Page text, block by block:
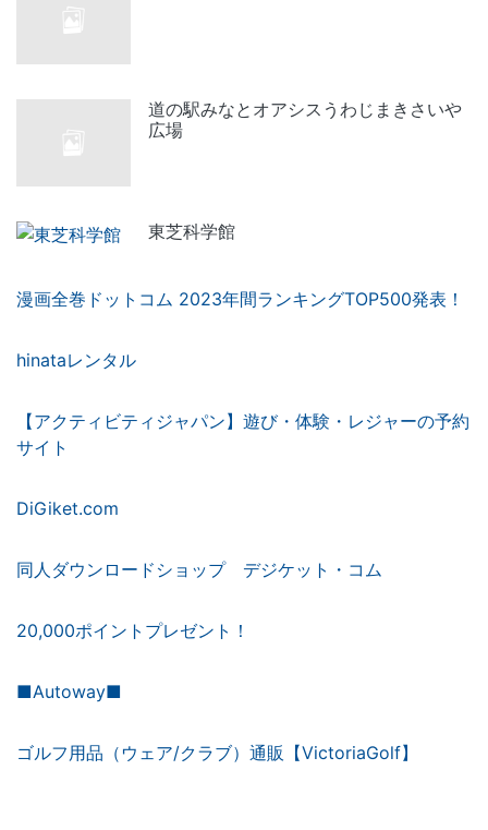
道の駅みなとオアシスうわじまきさいや
広場
東芝科学館
漫画全巻ドットコム 2023年間ランキングTOP500発表！
hinataレンタル
【アクティビティジャパン】遊び・体験・レジャーの予約
サイト
DiGiket.com
同人ダウンロードショップ デジケット・コム
20,000ポイントプレゼント！
■Autoway■
ゴルフ用品（ウェア/クラブ）通販【VictoriaGolf】